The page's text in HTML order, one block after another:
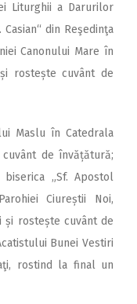
Liturghii a Darurilor
din Reşedinţa
Canonului Mare în
rostește cuvânt de
Maslu în Catedrala
de învățătură;
„Sf. Apostol
Ciureștii Noi,
și rostește cuvânt de
Bunei Vestiri
rostind la final un